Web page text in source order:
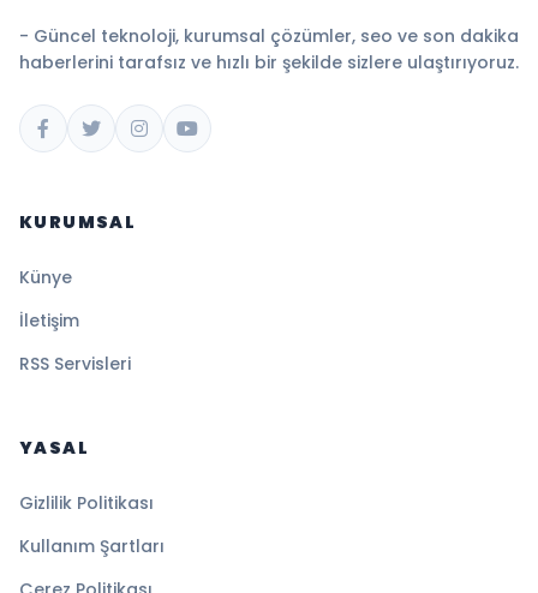
- Güncel teknoloji, kurumsal çözümler, seo ve son dakika
haberlerini tarafsız ve hızlı bir şekilde sizlere ulaştırıyoruz.
KURUMSAL
Künye
İletişim
RSS Servisleri
YASAL
Gizlilik Politikası
Kullanım Şartları